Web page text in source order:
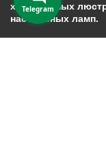
хрустальных
настольных ламп.
Telegram